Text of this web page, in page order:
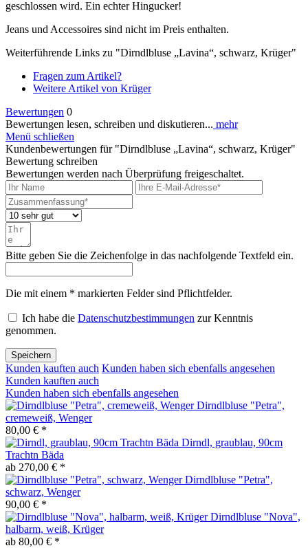
geschlossen wird. Ein echter Hingucker!
Jeans und Accessoires sind nicht im Preis enthalten.
Weiterführende Links zu "Dirndlbluse „Lavina“, schwarz, Krüger"
Fragen zum Artikel?
Weitere Artikel von Krüger
Bewertungen 0
Bewertungen lesen, schreiben und diskutieren... mehr
Menü schließen
Kundenbewertungen für "Dirndlbluse „Lavina“, schwarz, Krüger"
Bewertung schreiben
Bewertungen werden nach Überprüfung freigeschaltet.
Bitte geben Sie die Zeichenfolge in das nachfolgende Textfeld ein.
Die mit einem * markierten Felder sind Pflichtfelder.
Ich habe die Datenschutzbestimmungen zur Kenntnis
genommen.
Speichern
Kunden kauften auch Kunden haben sich ebenfalls angesehen
Kunden kauften auch
Kunden haben sich ebenfalls angesehen
Dirndlbluse "Petra",
cremeweiß, Wenger
80,00 € *
Dirndl, graublau, 90cm
Trachtn Bäda
ab 270,00 € *
Dirndlbluse "Petra",
schwarz, Wenger
90,00 € *
Dirndlbluse "Nova",
halbarm, weiß, Krüger
ab 80,00 € *